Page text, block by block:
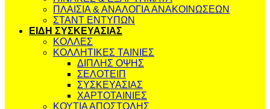
ΠΛΑΙΣΙΑ & ΑΝΑΛΟΓΙΑ ΑΝΑΚΟΙΝΩΣΕΩΝ
ΣΤΑΝΤ ΕΝΤΥΠΩΝ
ΕΙΔΗ ΣΥΣΚΕΥΑΣΙΑΣ
ΚΟΛΛΕΣ
ΚΟΛΛΗΤΙΚΕΣ ΤΑΙΝΙΕΣ
ΔΙΠΛΗΣ ΟΨΗΣ
ΣΕΛΟΤΕΙΠ
ΣΥΣΚΕΥΑΣΙΑΣ
ΧΑΡΤΟΤΑΙΝΙΕΣ
ΚΟΥΤΙΑ ΑΠΟΣΤΟΛΗΣ